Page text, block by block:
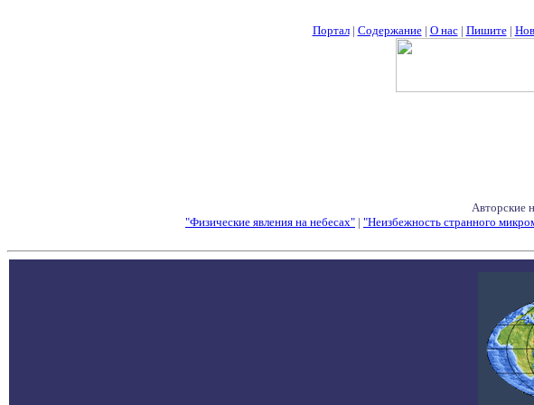
Портал| Содержание| О нас| Пишите|
Авторские
"Физические явления на небесах" | "Неизбежность странного